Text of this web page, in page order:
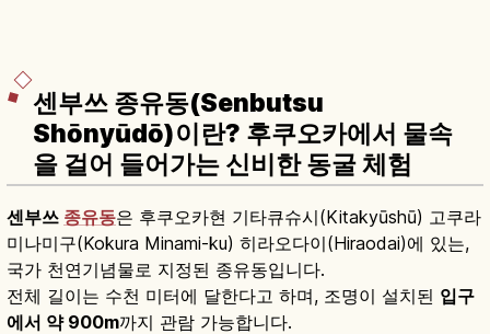
센부쓰 종유동(Senbutsu
Shōnyūdō)이란? 후쿠오카에서 물속
을 걸어 들어가는 신비한 동굴 체험
센부쓰 종유동은 후쿠오카현 기타큐슈시(Kitakyūshū) 고쿠라
미나미구(Kokura Minami-ku) 히라오다이(Hiraodai)에 있는,
국가 천연기념물로 지정된 종유동입니다.
전체 길이는 수천 미터에 달한다고 하며, 조명이 설치된 입구
에서 약 900m까지 관람 가능합니다.